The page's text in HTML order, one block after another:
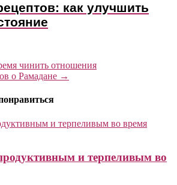
как улучшить
чинить отношения
о Рамадане →
и терпеливым во